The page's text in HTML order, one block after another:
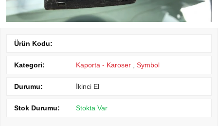
Ürün Kodu:
Kategori: Kaporta - Karoser Symbol
Durumu: İkinci El
Stok Durumu: Stokta Var